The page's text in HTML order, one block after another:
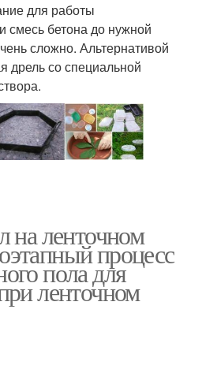
для работы
смесь бетона до нужной
сложно. Альтернативой
дрель со специальной
на ленточном
процесс
пола для
ленточном